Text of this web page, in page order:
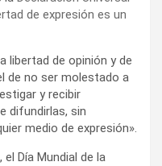
de expresión es un
libertad de opinión y de
de no ser molestado a
y recibir
difundirlas, sin
medio de expresión».
Día Mundial de la